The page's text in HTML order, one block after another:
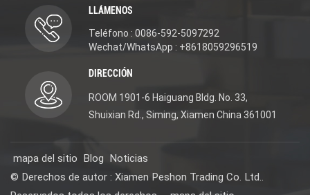
LLÁMENOS
Teléfono : 0086-592-5097292
Wechat/WhatsApp : +8618059296519
DIRECCIÓN
ROOM 1901-6 Haiguang Bldg. No. 33,
Shuixian Rd., Siming, Xiamen China 361001
mapa del sitio Blog Noticias
© Derechos de autor : Xiamen Peshon Trading Co. Ltd..